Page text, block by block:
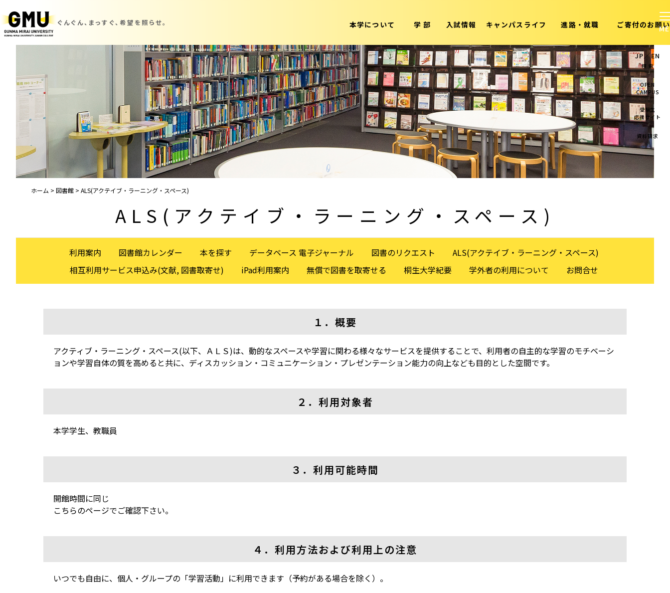
ぐんぐん、まっすぐ、 希望を照らせ。 本学について 学 部 入試情報 キャンパスライフ 進路・就職 ご寄付のお願い
ホーム > 図書館 > ALS(アクテイブ・ラーニング・スペース)
ALS(アクテイブ・ラーニング・スペース)
利用案内 図書館カレンダー 本を探す データベース 電子ジャーナル 図書のリクエスト
ALS(アクテイブ・ラーニング・スペース)
相互利用サービス申込み(文献, 図書取寄せ)
iPad利用案内 無償で図書を取寄せる 桐生大学紀要 学外者の利用について お問合せ
１．概要
アクティブ・ラーニング・スペース(以下、ＡＬＳ)は、動的なスペースや学習に関わる様々なサービスを提供することで、利用者の自主的な学習のモチベーシ
ョンや学習自体の質を高めると共に、ディスカッション・コミュニケーション・プレゼンテーション能力の向上なども目的とした空間です。
２．利用対象者
本学学生、教職員
３．利用可能時間
開館時間に同じ
こちらのページでご確認下さい。
４．利用方法および利用上の注意
いつでも自由に、個人・グループの「学習活動」に利用できます（予約がある場合を除く）。
JP／EN
検 索
OPEN
CAMPUS
受験生
応援サイト
資料請求